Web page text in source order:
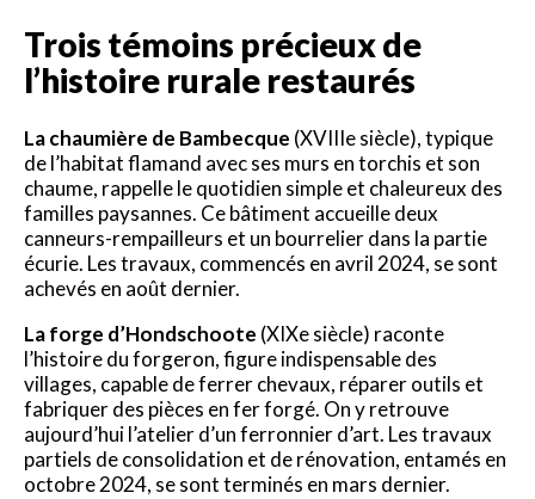
Trois témoins précieux de
l’histoire rurale restaurés
La chaumière de Bambecque (XVIIIe siècle), typique
de l’habitat flamand avec ses murs en torchis et son
chaume, rappelle le quotidien simple et chaleureux des
familles paysannes. Ce bâtiment accueille deux
canneurs-rempailleurs et un bourrelier dans la partie
écurie. Les travaux, commencés en avril 2024, se sont
achevés en août dernier.
La forge d’Hondschoote (XIXe siècle) raconte
l’histoire du forgeron, figure indispensable des
villages, capable de ferrer chevaux, réparer outils et
fabriquer des pièces en fer forgé. On y retrouve
aujourd’hui l’atelier d’un ferronnier d’art. Les travaux
partiels de consolidation et de rénovation, entamés en
octobre 2024, se sont terminés en mars dernier.